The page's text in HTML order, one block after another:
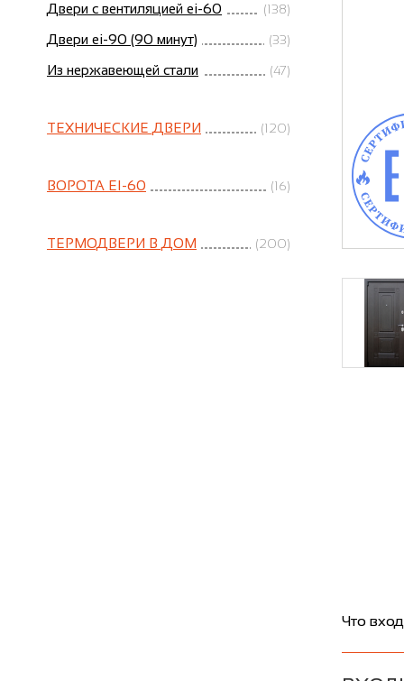
Двери с вентиляцией ei-60 (138)
Двери ei-90 (90 минут) (33)
Из нержавеющей стали (47)
ТЕХНИЧЕСКИЕ ДВЕРИ (120)
ВОРОТА EI-60 (16)
ТЕРМОДВЕРИ В ДОМ (200)
Что